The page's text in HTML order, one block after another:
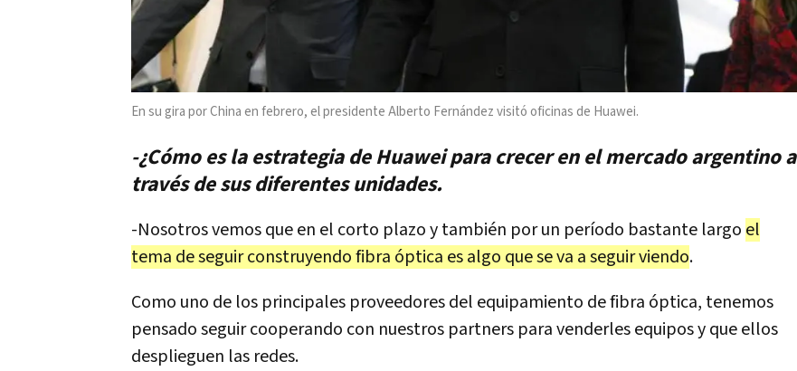
En su gira por China en febrero, el presidente Alberto Fernández visitó oficinas de Huawei.
-¿Cómo es la estrategia de Huawei para crecer en el mercado argentino a
través de sus diferentes unidades.
-Nosotros vemos que en el corto plazo y también por un período bastante largo el
tema de seguir construyendo fibra óptica es algo que se va a seguir viendo.
Como uno de los principales proveedores del equipamiento de fibra óptica, tenemos
pensado seguir cooperando con nuestros partners para venderles equipos y que ellos
desplieguen las redes.